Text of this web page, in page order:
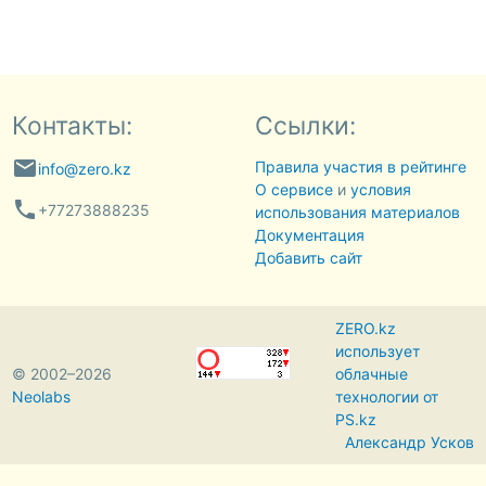
Контакты:
emailinfo@zero.kz
phone +77273888235
Ссылки:
Правила участия в рейтинге
О сервисеи условия
использования материалов
Документация
Добавить сайт
© 2002–2026
Neolabs
ZERO.kz
использует
облачные
технологии от
PS.kz
Александр Усков